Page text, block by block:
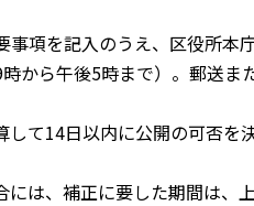
項を記入のうえ、区役所本
から午後5時まで）。郵送ま
て14日以内に公開の可否を
は、補正に要した期間は、